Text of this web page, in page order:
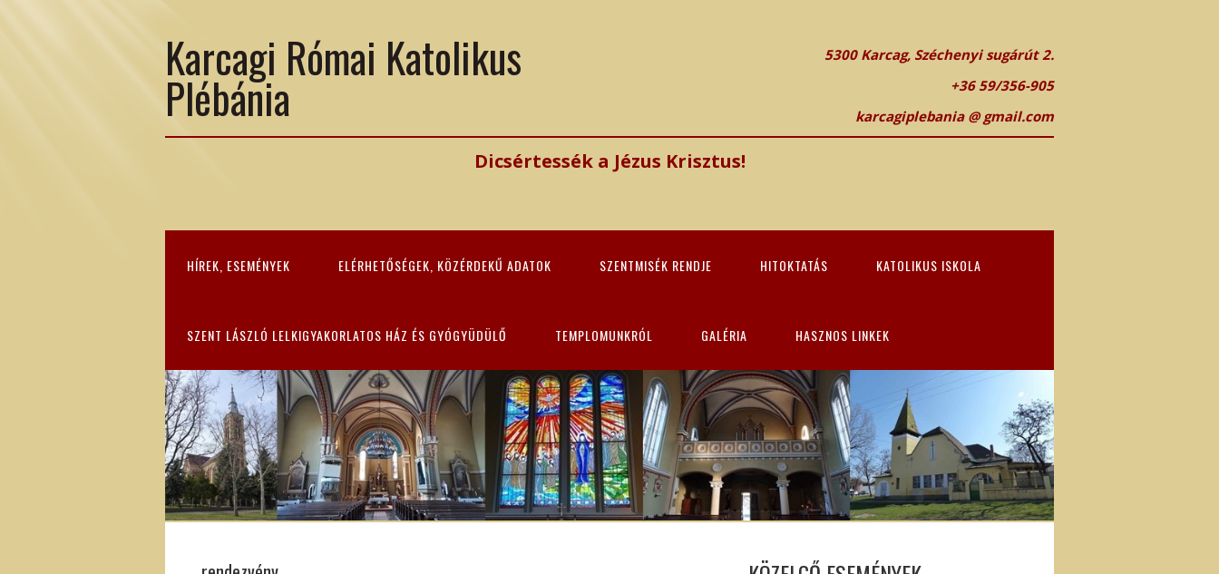
Karcagi Római Katolikus
Plébánia
5300 Karcag, Széchenyi sugárút 2.
+36 59/356-905
karcagiplebania @ gmail.com
Dicsértessék a Jézus Krisztus!
HÍREK, ESEMÉNYEK ELÉRHETŐSÉGEK, KÖZÉRDEKŰ ADATOK SZENTMISÉK RENDJE HITOKTATÁS KATOLIKUS ISKOLA
SZENT LÁSZLÓ LELKIGYAKORLATOS HÁZ ÉS GYÓGYÜDÜLŐ TEMPLOMUNKRÓL GALÉRIA HASZNOS LINKEK